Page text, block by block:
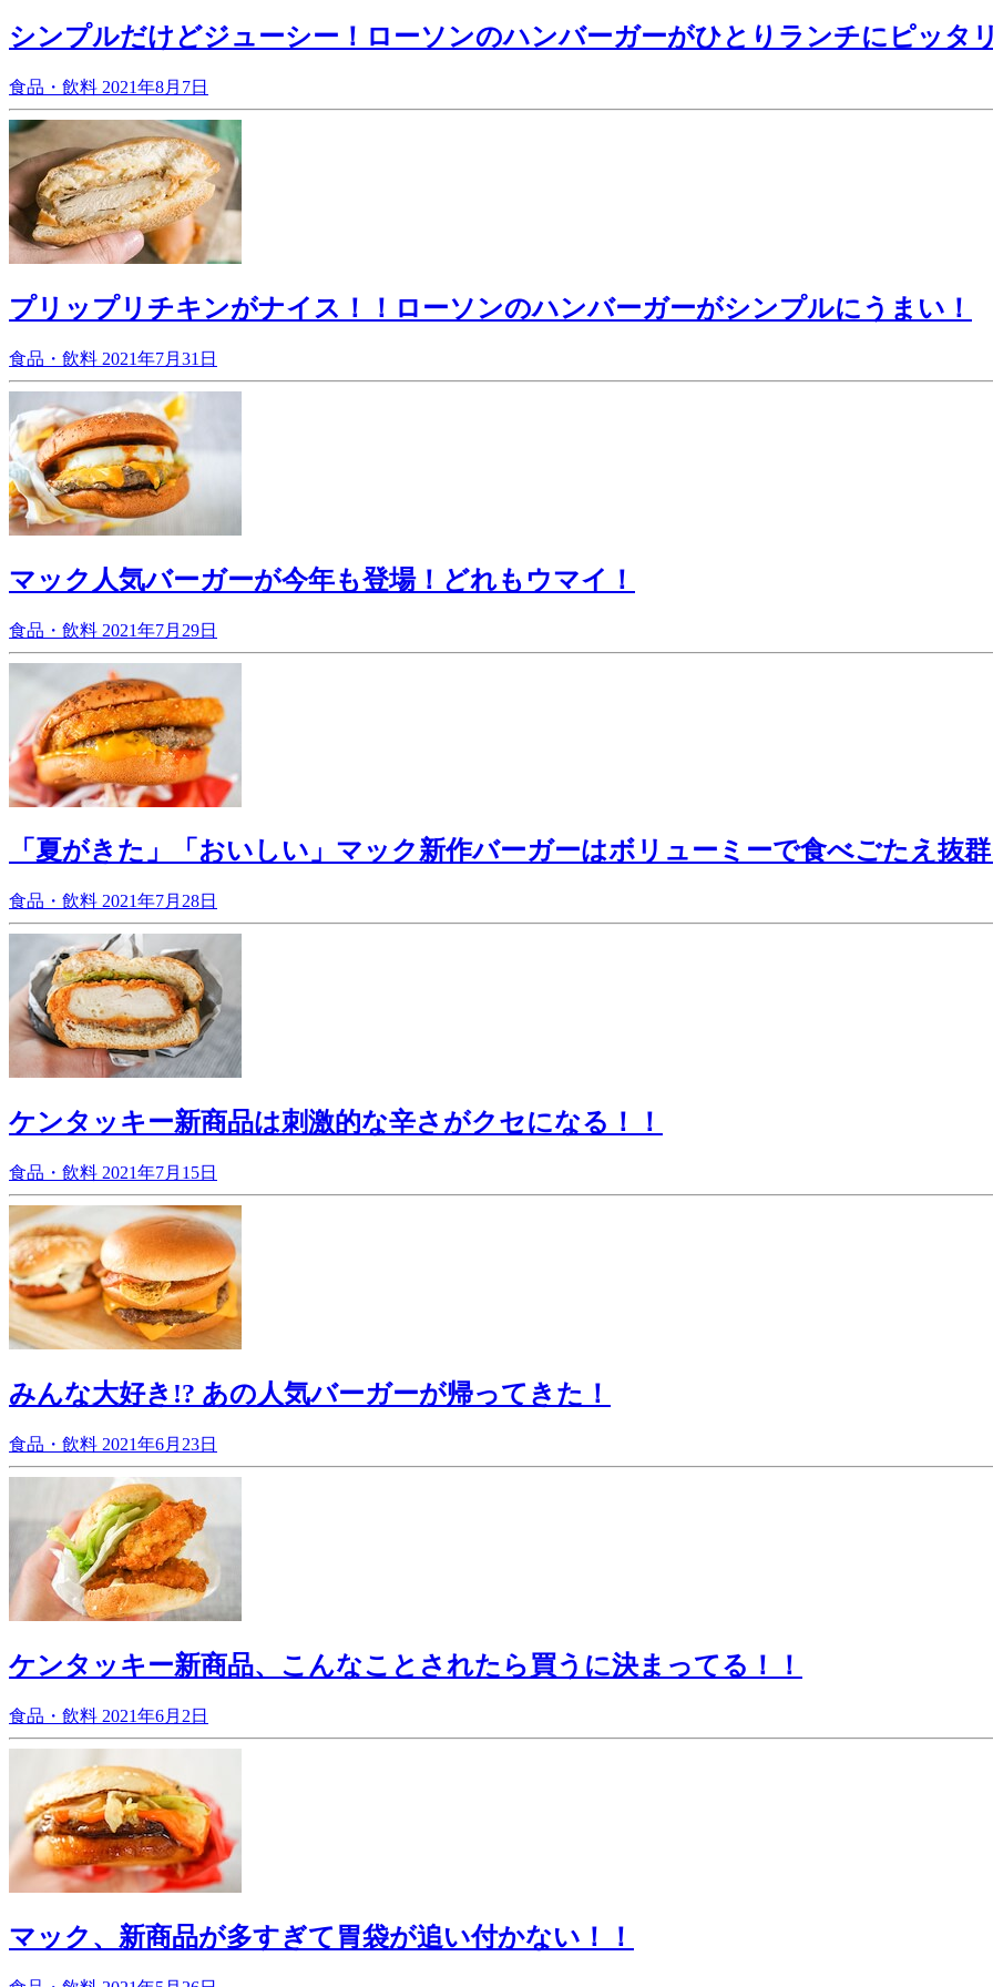
シンプルだけどジューシー！ローソンのハンバーガーがひとりランチにピッタ
食品・飲料 2021年8月7日
プリップリチキンがナイス！！ローソンのハンバーガーがシンプルにうまい！
食品・飲料 2021年7月31日
マック人気バーガーが今年も登場！どれもウマイ！
食品・飲料 2021年7月29日
「夏がきた」「おいしい」マック新作バーガーはボリューミーで食べごたえ抜
食品・飲料 2021年7月28日
ケンタッキー新商品は刺激的な辛さがクセになる！！
食品・飲料 2021年7月15日
みんな大好き!? あの人気バーガーが帰ってきた！
食品・飲料 2021年6月23日
ケンタッキー新商品、こんなことされたら買うに決まってる！！
食品・飲料 2021年6月2日
マック、新商品が多すぎて胃袋が追い付かない！！